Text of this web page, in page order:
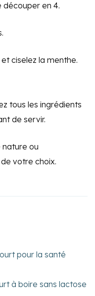
découper en 4.
ciselez la menthe.
tous les ingrédients
de servir.
nature ou
votre choix.
pour la santé
à boire sans lactose